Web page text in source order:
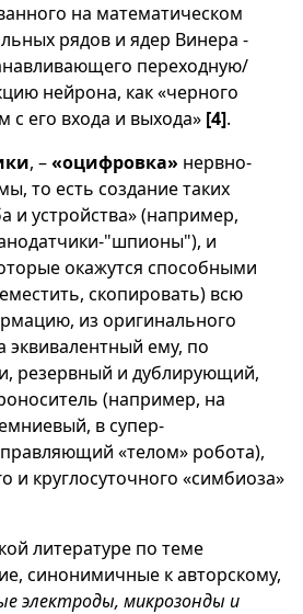
на математическом
рядов и ядер Винера -
переходную/
нейрона, как «черного
с его входа и выхода» [4].
, –«оцифровка» нервно-
то есть создание таких
и устройства» (например,
"шпионы"), и
окажутся способными
скопировать) всю
из оригинального
эквивалентный ему, по
резервный и дублирующий,
(например, на
в супер-
«телом» робота),
и круглосуточного «симбиоза»
литературе по теме
синонимичные к авторскому,
электроды, микрозонды и